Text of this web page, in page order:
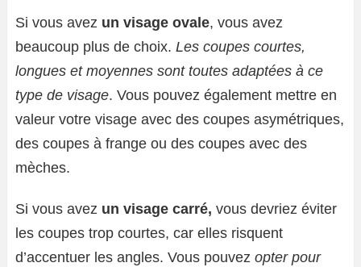
Si vous avez un visage ovale, vous avez
beaucoup plus de choix. Les coupes courtes,
longues et moyennes sont toutes adaptées à ce
type de visage. Vous pouvez également mettre en
valeur votre visage avec des coupes asymétriques,
des coupes à frange ou des coupes avec des
mèches.
Si vous avez un visage carré, vous devriez éviter
les coupes trop courtes, car elles risquent
d’accentuer les angles. Vous pouvez opter pour